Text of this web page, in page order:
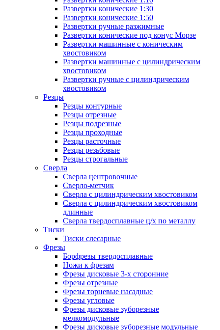
Развертки конические 1:30
Развертки конические 1:50
Развертки ручные разжимные
Развертки конические под конус Морзе
Развертки машинные с коническим
хвостовиком
Развертки машинные с цилиндрическим
хвостовиком
Развертки ручные с цилиндрическим
хвостовиком
Резцы
Резцы контурные
Резцы отрезные
Резцы подрезные
Резцы проходные
Резцы расточные
Резцы резьбовые
Резцы строгальные
Сверла
Сверла центровочные
Сверло-метчик
Сверла с цилиндрическим хвостовиком
Сверла с цилиндрическим хвостовиком
длинные
Сверла твердосплавные ц/х по металлу
Тиски
Тиски слесарные
Фрезы
Борфрезы твердосплавные
Ножи к фрезам
Фрезы дисковые 3-х сторонние
Фрезы отрезные
Фрезы торцевые насадные
Фрезы угловые
Фрезы дисковые зуборезные
мелкомодульные
Фрезы дисковые зуборезные модульные